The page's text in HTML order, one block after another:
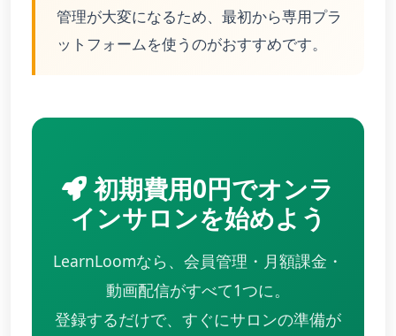
管理が大変になるため、最初から専用プラ
ットフォームを使うのがおすすめです。
初期費用0円でオンラ
インサロンを始めよう
LearnLoomなら、会員管理・月額課金・
動画配信がすべて1つに。
登録するだけで、すぐにサロンの準備が